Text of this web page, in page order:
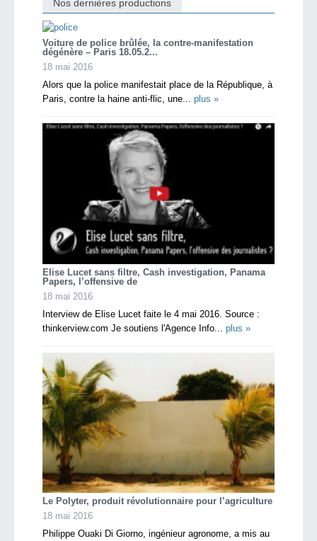
Nos dernières productions
Voiture de police brûlée, la contre-manifestation
dégénère – Paris 18.05.2...
18 mai 2016
Alors que la police manifestait place de la République, à
Paris, contre la haine anti-flic, une... plus »
Elise Lucet sans filtre, Cash investigation, Panama
Papers, l’offensive de
18 mai 2016
Interview de Elise Lucet faite le 4 mai 2016. Source :
thinkerview.com Je soutiens l'Agence Info... plus »
Le Polyter, produit révolutionnaire pour l’agriculture
18 mai 2016
Philippe Ouaki Di Giorno, ingénieur agronome, a mis au